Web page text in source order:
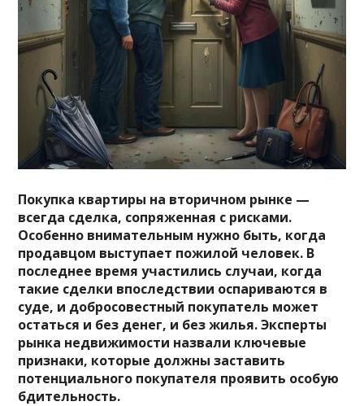
Покупка квартиры на вторичном рынке —
всегда сделка, сопряженная с рисками.
Особенно внимательным нужно быть, когда
продавцом выступает пожилой человек. В
последнее время участились случаи, когда
такие сделки впоследствии оспариваются в
суде, и добросовестный покупатель может
остаться и без денег, и без жилья. Эксперты
рынка недвижимости назвали ключевые
признаки, которые должны заставить
потенциального покупателя проявить особую
бдительность.